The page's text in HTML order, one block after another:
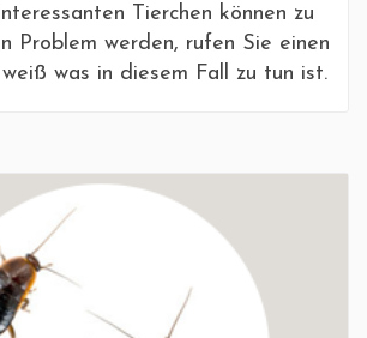
Tierchen können zu
Problem werden, rufen Sie einen
weiß was in diesem Fall zu tun ist.